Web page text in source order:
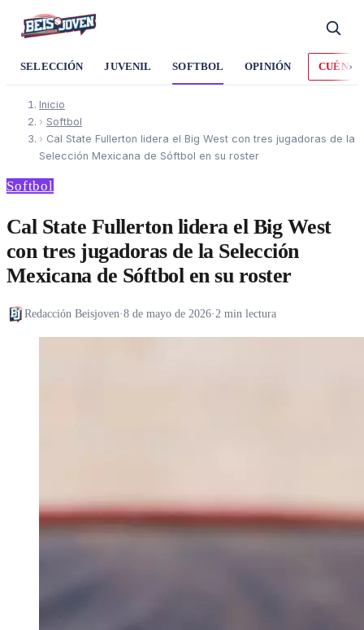
SELECCIÓN JUVENIL SOFTBOL OPINIÓN ›
Inicio
› Softbol
› Cal State Fullerton lidera el Big West con tres jugadoras de la
Selección Mexicana de Sóftbol en su roster
Softbol
Cal State Fullerton lidera el Big West
con tres jugadoras de la Selección
Mexicana de Sóftbol en su roster
Redacción Beisjoven·8 de mayo de 2026·2 min lectura